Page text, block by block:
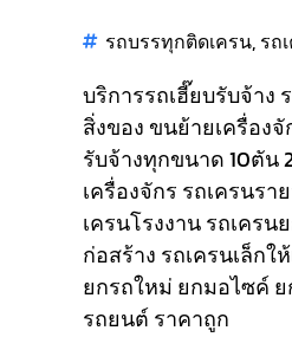
รถบรรทุกติดเครน, รถ
บริการรถเฮี๊ยบรับจ้าง
สิ่งของ ขนย้ายเครื่อง
รับจ้างทุกขนาด 10ตัน
เครื่องจักร รถเครนร
เครนโรงงาน รถเคร
ก่อสร้าง รถเครนเล็กใ
ยกรถใหม่ ยกมอไซค์
รถยนต์ ราคาถูก